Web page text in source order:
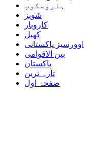
ہاروسکوپ
شوبز
کاروبار
کھیل
اوورسیز پاکستانی
بین الاقوامی
پاکستان
تازہ ترین
صفحۂ اول